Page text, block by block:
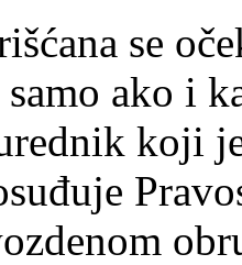
se
ako i
koji